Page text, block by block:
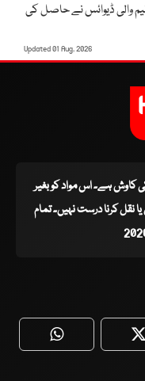
والی ڈیوائس نے حاصل کی
Updated 01 Aug, 2026
کی کاوش ہے۔ اس مواد کو بغیر
کرنا درست نہیں۔ تمام
WhatsApp